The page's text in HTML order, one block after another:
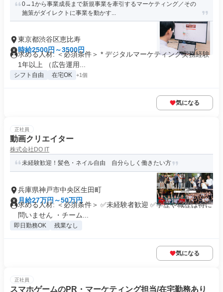
0→1から事業成長まで新規事業を牽引するマーケティング／その
施策がダイレクトに事業を動かす...
東京都渋谷区恵比寿
時給2500円～3500円
求める人材: ＜必須条件＞ * デジタルマーケティング実務経験
1年以上 （広告運用...
シフト自由 在宅OK +1個
気になる
正社員
動画クリエイター
株式会社DO IT
未経験歓迎！髪色・ネイル自由 自分らしく働きたい方
兵庫県神戸市中央区生田町
月給27万円～50万円
求める人材: ＜必須条件＞ ✅未経験者歓迎 ✅学歴や職歴は特に
問いません ・チーム...
即日勤務OK 残業なし
気になる
正社員
スマホゲームのPR・マーケティング担当/在宅勤務あり